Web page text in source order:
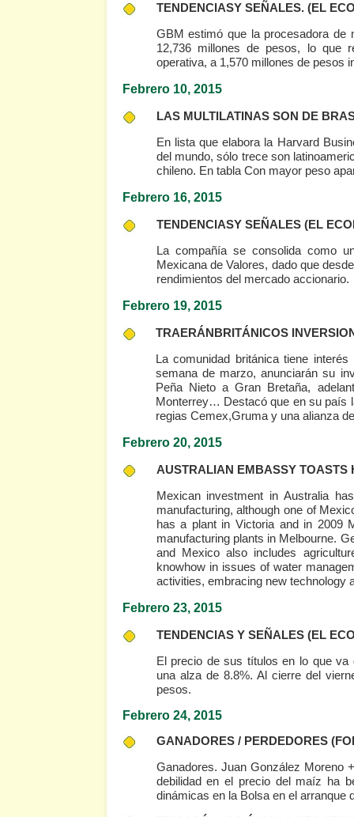
TENDENCIASY SEÑALES. (EL
GBM estimó que la procesadora de
12,736 millones de pesos, lo que
operativa, a 1,570 millones de pesos
Febrero 10, 2015
LAS MULTILATINAS SON DE
En lista que elabora la Harvard
del mundo, sólo trece son
chileno. En tabla Con mayor peso
Febrero 16, 2015
TENDENCIASY SEÑALES (EL
La compañía se consolida como
Mexicana de Valores, dado que
rendimientos del mercado accionario.
Febrero 19, 2015
TRAERÁNBRITÁNICOS
La comunidad británica tiene
semana de marzo, anunciarán su
Peña Nieto a Gran Bretaña,
Monterrey… Destacó que en su país
regias Cemex,Gruma y una alianza
Febrero 20, 2015
AUSTRALIAN EMBASSY TOASTS
Mexican investment in Australia
manufacturing, although one of
has a plant in Victoria and in 2009
manufacturing plants in Melbourne.
and Mexico also includes
knowhow in issues of water
activities, embracing new technology
Febrero 23, 2015
TENDENCIAS Y SEÑALES (EL
El precio de sus títulos en lo que va
una alza de 8.8%. Al cierre del
pesos.
Febrero 24, 2015
GANADORES / PERDEDORES
Ganadores. Juan González Moreno
debilidad en el precio del maíz ha
dinámicas en la Bolsa en el arranque